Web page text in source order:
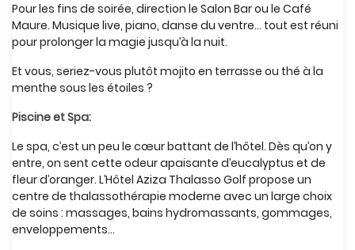
Pour les fins de soirée, direction le Salon Bar ou le Café
Maure. Musique live, piano, danse du ventre… tout est réuni
pour prolonger la magie jusqu’à la nuit.
Et vous, seriez-vous plutôt mojito en terrasse ou thé à la
menthe sous les étoiles ?
Piscine et Spa:
Le spa, c’est un peu le cœur battant de l’hôtel. Dès qu’on y
entre, on sent cette odeur apaisante d’eucalyptus et de
fleur d’oranger. L’Hôtel Aziza Thalasso Golf propose un
centre de thalassothérapie moderne avec un large choix
de soins : massages, bains hydromassants, gommages,
enveloppements…